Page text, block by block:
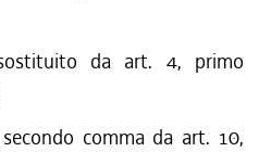
da art. 4, primo
comma da art. 10,